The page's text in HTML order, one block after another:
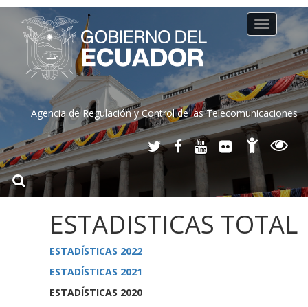
Agencia de Regulación y Control de las Telecomunicaciones
Toggle
navigation
ESTADISTICAS TOTAL
ESTADÍSTICAS 2022
ESTADÍSTICAS 2021
ESTADÍSTICAS 2020